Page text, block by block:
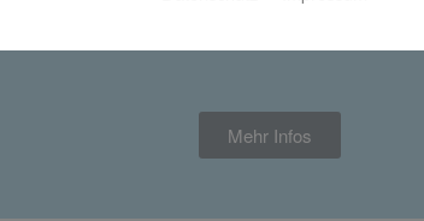
Mehr Infos